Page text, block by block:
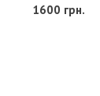
1600 грн.